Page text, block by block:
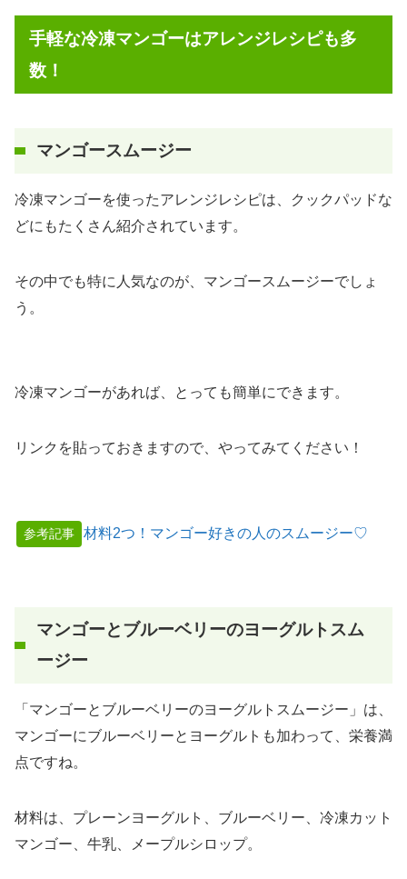
手軽な冷凍マンゴーはアレンジレシピも多
数！
マンゴースムージー
冷凍マンゴーを使ったアレンジレシピは、クックパッドな
どにもたくさん紹介されています。
その中でも特に人気なのが、マンゴースムージーでしょ
う。
冷凍マンゴーがあれば、とっても簡単にできます。
リンクを貼っておきますので、やってみてください！
参考記事 材料2つ！マンゴー好きの人のスムージー♡
マンゴーとブルーベリーのヨーグルトスム
ージー
「マンゴーとブルーベリーのヨーグルトスムージー」は、
マンゴーにブルーベリーとヨーグルトも加わって、栄養満
点ですね。
材料は、プレーンヨーグルト、ブルーベリー、冷凍カット
マンゴー、牛乳、メープルシロップ。